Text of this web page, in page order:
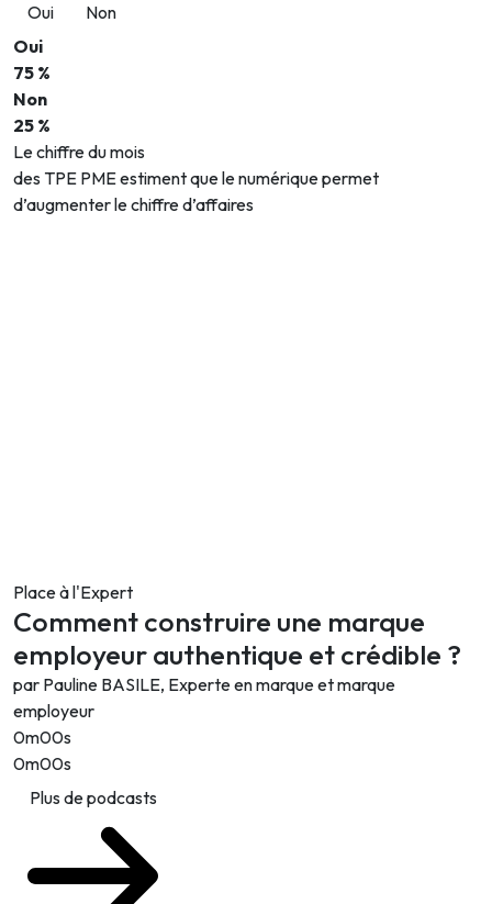
Oui
Non
Oui
75 %
Non
25 %
Le chiffre du mois
des TPE PME estiment que le numérique permet
d’augmenter le chiffre d’affaires
Place à l'Expert
Comment construire une marque
employeur authentique et crédible ?
par Pauline BASILE, Experte en marque et marque
employeur
0m00s
0m00s
Plus de podcasts